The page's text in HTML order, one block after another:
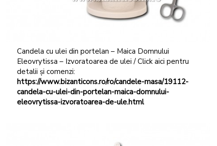
Candela cu ulei din portelan – Maica Domnului
Eleovrytissa – Izvoratoarea de ulei / Click aici pentru
detalii și comenzi:
https://www.bizanticons.ro/ro/candele-masa/19112-
candela-cu-ulei-din-portelan-maica-domnului-
eleovrytissa-izvoratoarea-de-ule.html